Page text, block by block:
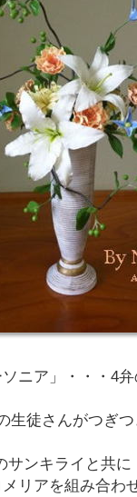
ニア」・・・4
生徒さんがつぎ
サンキライと共
メリアを組み合